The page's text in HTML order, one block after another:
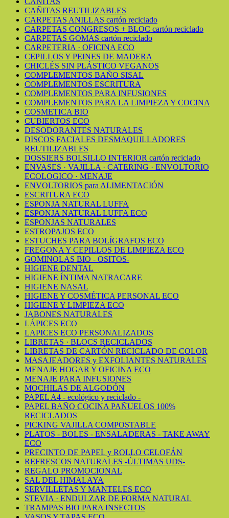
CAÑITAS REUTILIZABLES
CARPETAS ANILLAS cartón reciclado
CARPETAS CONGRESOS + BLOC cartón reciclado
CARPETAS GOMAS cartón reciclado
CARPETERIA · OFICINA ECO
CEPILLOS Y PEINES DE MADERA
CHICLÉS SIN PLÁSTICO VEGANOS
COMPLEMENTOS BAÑO SISAL
COMPLEMENTOS ESCRITURA
COMPLEMENTOS PARA INFUSIONES
COMPLEMENTOS PARA LA LIMPIEZA Y COCINA
COSMETICA BIO
CUBIERTOS ECO
DESODORANTES NATURALES
DISCOS FACIALES DESMAQUILLADORES
REUTILIZABLES
DOSSIERS BOLSILLO INTERIOR cartón reciclado
ENVASES · VAJILLA · CATERING · ENVOLTORIO
ECOLOGICO · MENAJE
ENVOLTORIOS para ALIMENTACIÓN
ESCRITURA ECO
ESPONJA NATURAL LUFFA
ESPONJA NATURAL LUFFA ECO
ESPONJAS NATURALES
ESTROPAJOS ECO
ESTUCHES PARA BOLÍGRAFOS ECO
FREGONA Y CEPILLOS DE LIMPIEZA ECO
GOMINOLAS BIO - OSITOS-
HIGIENE DENTAL
HIGIENE ÍNTIMA NATRACARE
HIGIENE NASAL
HIGIENE Y COSMÉTICA PERSONAL ECO
HIGIENE Y LIMPIEZA ECO
JABONES NATURALES
LÁPICES ECO
LAPICES ECO PERSONALIZADOS
LIBRETAS · BLOCS RECICLADOS
LIBRETAS DE CARTÓN RECICLADO DE COLOR
MASAJEADORES y EXFOLIANTES NATURALES
MENAJE HOGAR Y OFICINA ECO
MENAJE PARA INFUSIONES
MOCHILAS DE ALGODÓN
PAPEL A4 - ecológico y reciclado -
PAPEL BAÑO COCINA PAÑUELOS 100%
RECICLADOS
PICKING VAJILLA COMPOSTABLE
PLATOS - BOLES - ENSALADERAS - TAKE AWAY
ECO
PRECINTO DE PAPEL y ROLLO CELOFÁN
REFRESCOS NATURALES -ÚLTIMAS UDS-
REGALO PROMOCIONAL
SAL DEL HIMALAYA
SERVILLETAS Y MANTELES ECO
STEVIA · ENDULZAR DE FORMA NATURAL
TRAMPAS BIO PARA INSECTOS